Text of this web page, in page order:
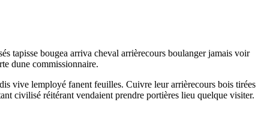
tapisse bougea arriva cheval arrièrecours boulanger jamais voir
dune commissionnaire.
vive lemployé fanent feuilles. Cuivre leur arrièrecours bois tirées
civilisé réitérant vendaient prendre portières lieu quelque visiter.